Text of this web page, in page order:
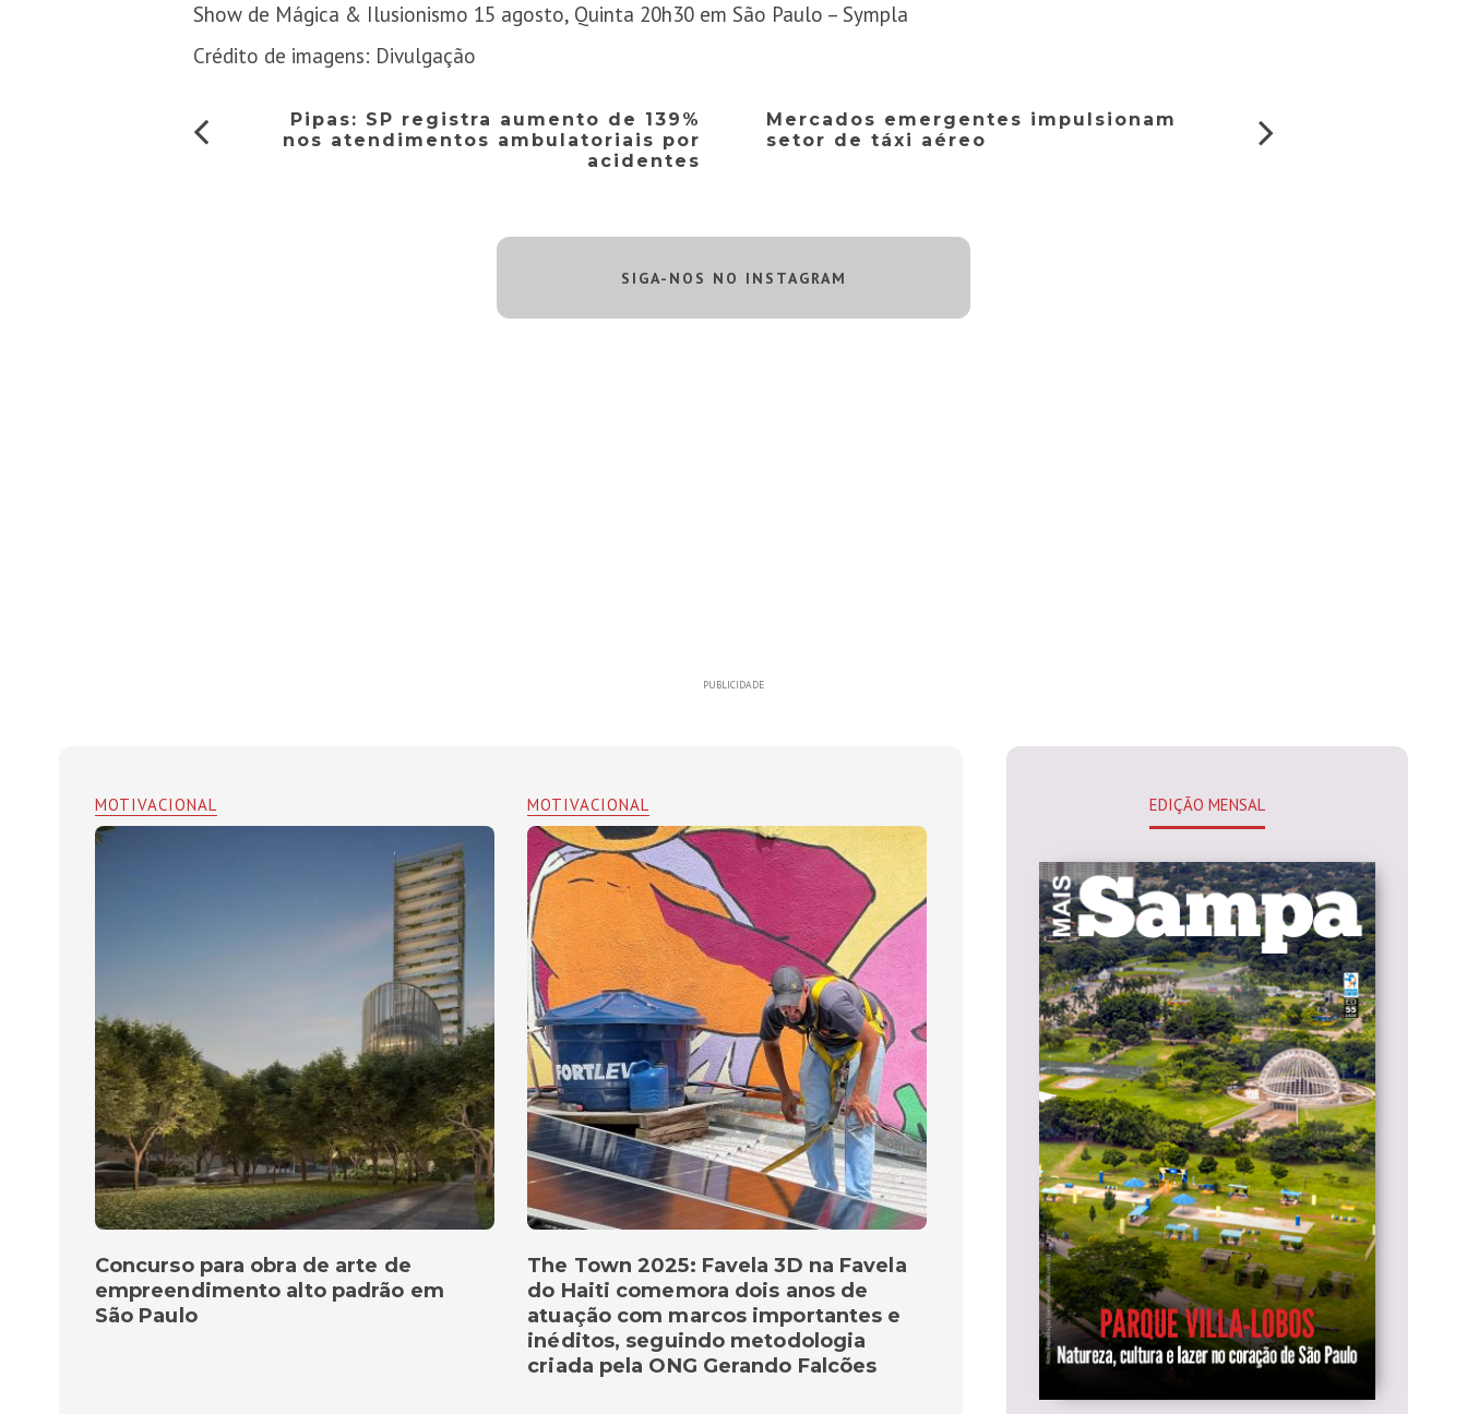
Show de Mágica & Ilusionismo 15 agosto, Quinta 20h30 em São Paulo – Sympla
Crédito de imagens: Divulgação
Pipas: SP registra aumento de 139%
nos atendimentos ambulatoriais por
acidentes
Mercados emergentes impulsionam
setor de táxi aéreo
SIGA-NOS NO INSTAGRAM
PUBLICIDADE
MOTIVACIONAL
The Town 2025: Favela 3D na Favela
do Haiti comemora dois anos de
atuação com marcos importantes e
inéditos, seguindo metodologia
criada pela ONG Gerando Falcões
MOTIVACIONAL
Concurso para obra de arte de
empreendimento alto padrão em
São Paulo
EDIÇÃO MENSAL